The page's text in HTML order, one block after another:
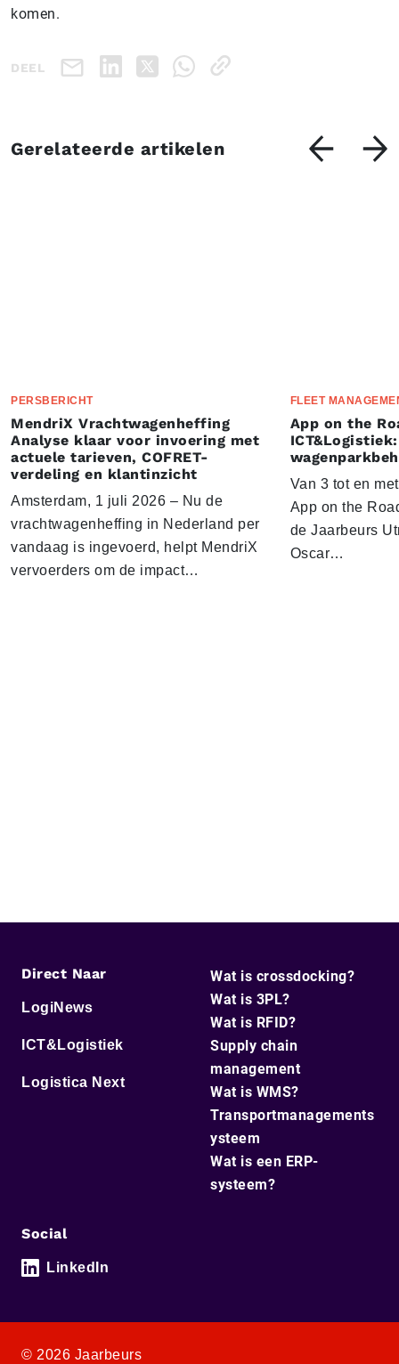
komen.
DEEL
Gerelateerde artikelen
PERSBERICHT
MendriX Vrachtwagenheffing
Analyse klaar voor invoering met
actuele tarieven, COFRET-
verdeling en klantinzicht
Amsterdam, 1 juli 2026 – Nu de
vrachtwagenheffing in Nederland per
vandaag is ingevoerd, helpt MendriX
vervoerders om de impact…
FLEET
App on the
Van 3 tot en
App on the
de Jaarbeurs
Oscar…
Direct Naar
LogiNews
ICT&Logistiek
Logistica Next
Wat is crossdocking?
Wat is 3PL?
Wat is RFID?
Supply chain
management
Wat is WMS?
Transportmanagements
ysteem
Wat is een ERP-
systeem?
Social
LinkedIn
© 2026 Jaarbeurs